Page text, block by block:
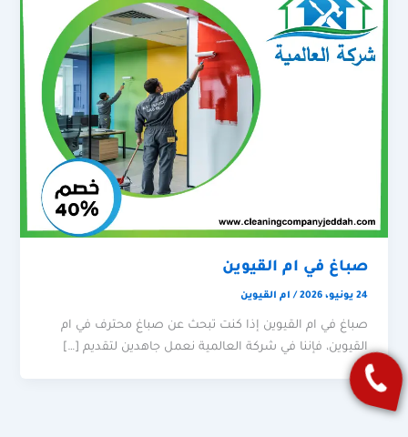
صباغ في ام القيوين
24 يونيو، 2026 / ام القيوين
صباغ في ام القيوين إذا كنت تبحث عن صباغ محترف في ام
القيوين، فإننا في شركة العالمية نعمل جاهدين لتقديم […]